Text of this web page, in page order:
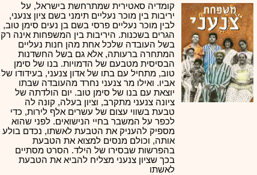
צוות דיוידי מאסטר ישיר.
זמינים במייל ובטלפון. האתר
לרשותכם פעיל 24/7
צוות דיוידי מאסטר ישיר.
אנחנו כאן לכול שאלה וזמינים
במענה הטלפוני שלנו.ובמייל
.האתר לרשותכם 24/7
מענה טלפוני: 09-7652392
צוות דיוידי מאסטר ישיר.
קומדיה סאטירית שמתרחשת בישראל, על
יריבות בין מוכר נעליים תימני בשם ציון צנעני,
לבין מוכר נעליים פרסי בשם בן נעים סימן טוב,
הגרים בשכנות. היריבות בין המשפחות אינה רק
בשל העובדה שלכל אחת מהן חנות נעליים
המתחרה ברעותה, אלא גם בשל החשדנות
הבסיסית מטבעם של הדמויות. בנו של סימן
טוב, מתחיל עם בתו של אדון צנעני, בעידודו של
אביו. ואילו מר צנעני נחרד מהעובדה שבתו
יוצאת עם בנו של סימן טוב. יום הולדתה של
ציונה צנעני מתקרב, וציון בעלה, קונה לה
טבעת בשווי עצום של עשרים אלף לירות, כדי
לכפר על המשבר בחיי הנישואים. לפני שהוא
מספיק להעניק את הטבעת לאשתו, נכדם בולע
אותה, וכולם מנסים למצוא את הטבעת
בהפרשות שבסירו של הילד. הסרט מסתיים
בכך שציון צנעני מצליח להביא את הטבעת
לאשתו